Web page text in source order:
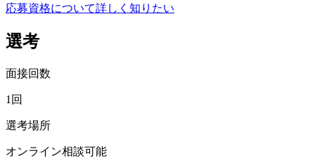
応募資格について詳しく知りたい
選考
面接回数
1回
選考場所
オンライン相談可能